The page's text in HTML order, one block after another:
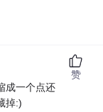
成一个点还
掉:)
赞